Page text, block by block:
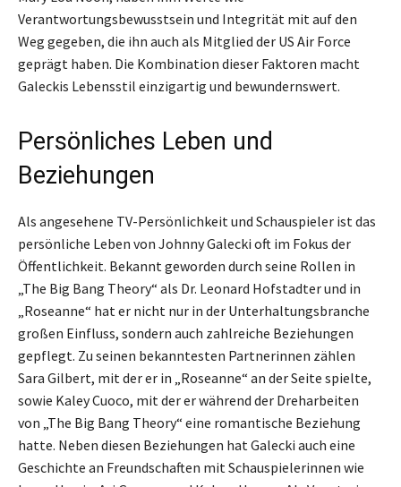
Verantwortungsbewusstsein und Integrität mit auf den
Weg gegeben, die ihn auch als Mitglied der US Air Force
geprägt haben. Die Kombination dieser Faktoren macht
Galeckis Lebensstil einzigartig und bewundernswert.
Persönliches Leben und
Beziehungen
Als angesehene TV-Persönlichkeit und Schauspieler ist das
persönliche Leben von Johnny Galecki oft im Fokus der
Öffentlichkeit. Bekannt geworden durch seine Rollen in
„The Big Bang Theory“ als Dr. Leonard Hofstadter und in
„Roseanne“ hat er nicht nur in der Unterhaltungsbranche
großen Einfluss, sondern auch zahlreiche Beziehungen
gepflegt. Zu seinen bekanntesten Partnerinnen zählen
Sara Gilbert, mit der er in „Roseanne“ an der Seite spielte,
sowie Kaley Cuoco, mit der er während der Dreharbeiten
von „The Big Bang Theory“ eine romantische Beziehung
hatte. Neben diesen Beziehungen hat Galecki auch eine
Geschichte an Freundschaften mit Schauspielerinnen wie